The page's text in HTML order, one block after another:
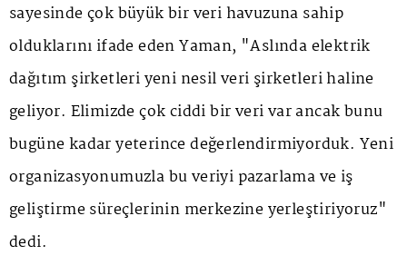
sayesinde çok büyük bir veri havuzuna sahip
olduklarını ifade eden Yaman, "Aslında elektrik
dağıtım şirketleri yeni nesil veri şirketleri haline
geliyor. Elimizde çok ciddi bir veri var ancak bunu
bugüne kadar yeterince değerlendirmiyorduk. Yeni
organizasyonumuzla bu veriyi pazarlama ve iş
geliştirme süreçlerinin merkezine yerleştiriyoruz"
dedi.